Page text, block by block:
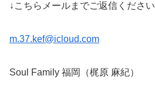
↓こちらメールまでご返信ください
m.37.kef@icloud.com
Soul Family 福岡（梶原 麻紀）